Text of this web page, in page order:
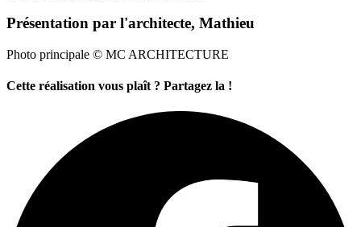
Présentation par l'architecte, Mathieu
Photo principale © MC ARCHITECTURE
Cette réalisation vous plaît ? Partagez la !